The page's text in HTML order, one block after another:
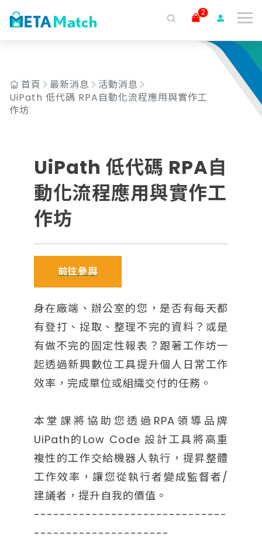
2
首頁 最新消息
活動消息
UiPath 低代碼 RPA自動化流程應用與實作工
作坊
UiPath 低代碼 RPA自
動化流程應用與實作工
作坊
前往參與
身在廠端、辦公室的您，是否有每天都
有登打、捉取、整理不完的資料？或是
有做不完的固定性報表？跟著工作坊一
起透過新興數位工具提升個人日常工作
效率，完成單位或組織交付的任務。
本堂課將協助您透過RPA領導品牌
UiPath的Low Code 設計工具將高重
複性的工作交給機器人執行，提昇整體
工作效率，讓您從執行者變成監督者/
建議者，提升自我的價值。
------------------------------
---------------------